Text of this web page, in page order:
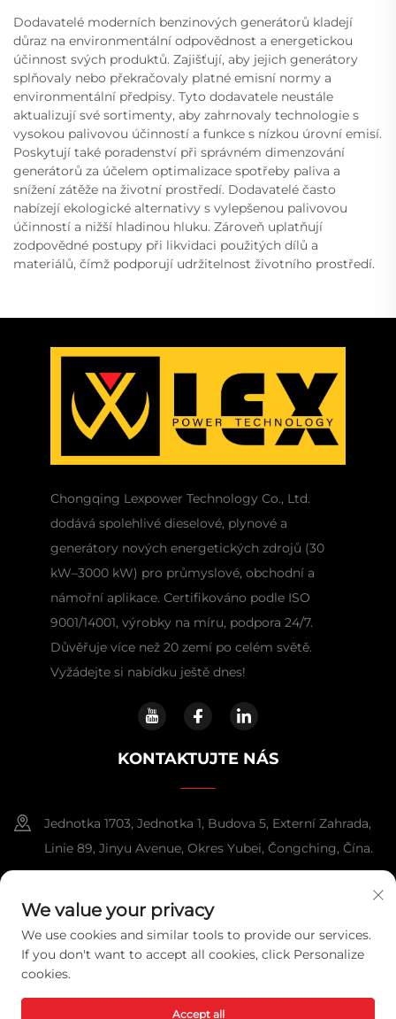
Dodavatelé moderních benzinových generátorů kladejí
důraz na environmentální odpovědnost a energetickou
účinnost svých produktů. Zajišťují, aby jejich generátory
splňovaly nebo překračovaly platné emisní normy a
environmentální předpisy. Tyto dodavatele neustále
aktualizují své sortimenty, aby zahrnovaly technologie s
vysokou palivovou účinností a funkce s nízkou úrovní emisí.
Poskytují také poradenství při správném dimenzování
generátorů za účelem optimalizace spotřeby paliva a
snížení zátěže na životní prostředí. Dodavatelé často
nabízejí ekologické alternativy s vylepšenou palivovou
účinností a nižší hladinou hluku. Zároveň uplatňují
zodpovědné postupy při likvidaci použitých dílů a
materiálů, čímž podporují udržitelnost životního prostředí.
Chongqing Lexpower Technology Co., Ltd.
dodává spolehlivé dieselové, plynové a
generátory nových energetických zdrojů (30
kW–3000 kW) pro průmyslové, obchodní a
námořní aplikace. Certifikováno podle ISO
9001/14001, výrobky na míru, podpora 24/7.
Důvěřuje více než 20 zemí po celém světě.
Vyžádejte si nabídku ještě dnes!
KONTAKTUJTE NÁS
Jednotka 1703, Jednotka 1, Budova 5, Externí Zahrada,
Linie 89, Jinyu Avenue, Okres Yubei, Čongching, Čína.
[email protected]
Lexpower Technology Co., Ltd.
We value your privacy
We use cookies and similar tools to provide our services.
If you don't want to accept all cookies, click Personalize
cookies.
Accept all